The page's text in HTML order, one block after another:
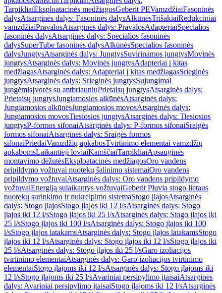
TarpikliaiEksploatacinės medžiagosGeberit PEVamzdžiaiFasoninės
dalysAtsarginės dalys: Fasoninės dalysAlkūnėsTrišakiaiRedukciniai
vamzdžiaiPravalosAtsarginės dalys: PravalosAdapteriaiSpecialios
fasoninės dalysAtsarginės dalys: Specialios fasoninės
dalysSuperTube fasoninės dalysAlkūnėsSpecialios fasoninės
dalysJungtysAtsarginės dalys: JungtysSuvirinamos jungtysMovinės
jungtysAtsarginės dalys: Movinės jungtysAdapteriai į kitas
medžiagasAtsarginės dalys: Adapteriai į kitas medžiagasSrieginės
jungtysAtsarginės dalys: Srieginės jungtysSujungimai
jungėmisĮvorės su antbriauniuPrietaisų jungtysAtsarginės dalys:
Prietaisų jungtysJungiamosios alkūnėsAtsarginės dalys:
Jungiamosios alkūnėsJungiamosios movosAtsarginės dalys:
Jungiamosios movosTiesiosios jungtysAtsarginės dalys: Tiesiosios
jungtysP-formos sifonaiAtsarginės dalys: P-formos sifonaiSraigės
formos sifonaiAtsarginės dalys: Sraigės formos
sifonaiPriedaiVamzdžių apkabosTvirtinimo elementai vamzdžių
apkabomsLaikantieji loviaiKamščiaiTarpikliaiApsauginės
montavimo dėžutėsEksploatacinės medžiagosOro vandens
pripildymo vožtuvai nuotekų šalinimo sistemaiOro vandens
pripildymo vožtuvaiAtsarginės dalys: Oro vandens pripildymo
vožtuvaiEnergiją sulaikantys vožtuvaiGeberit Pluvia stogo lietaus
nuotekų surinkimo ir nukreipimo sistemaStogo įlajosAtsarginės
dalys: Stogo įlajosStogo įlajos iki 12 l/sAtsarginės dalys: Stogo
įlajos iki 12 l/sStogo įlajos iki 25 l/sAtsarginės dalys: Stogo įlajos iki
25 l/sStogo įlajos iki 100 l/sAtsarginės dalys: Stogo įlajos iki 100
l/sStogo įlajos latakamsAtsarginės dalys: Stogo įlajos latakamsStogo
įlajos iki 12 l/sAtsarginės dalys: Stogo įlajos iki 12 l/sStogo įlajos iki
25 l/sAtsarginės dalys: Stogo įlajos iki 25 l/sGaro izoliacijos
tvirtinimo elementaiAtsarginės dalys: Garo izoliacijos tvirtinimo
elementaiStogo įlajoms iki 12 l/sAtsarginės dalys: Stogo įlajoms iki
12 l/sStogo įlajoms iki 25 l/sAvariniai persipylimo įtaisaiAtsarginės
dalys: Avariniai persipylimo įtaisaiStogo įlajoms iki 12 l/sAtsarginės